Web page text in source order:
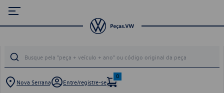
Nova Serrana Entre/registre-se
0